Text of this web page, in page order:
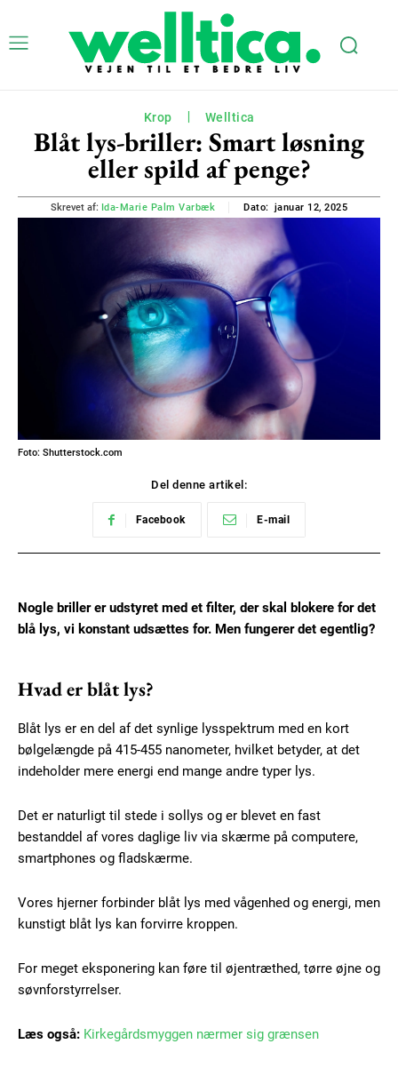
Krop Welltica
Blåt lys-briller: Smart løsning
eller spild af penge?
Skrevet af: Ida-Marie Palm Varbæk Dato: januar 12, 2025
Foto: Shutterstock.com
Del denne artikel:
Facebook E-mail
Nogle briller er udstyret med et filter, der skal blokere for det
blå lys, vi konstant udsættes for. Men fungerer det egentlig?
Hvad er blåt lys?
Blåt lys er en del af det synlige lysspektrum med en kort
bølgelængde på 415-455 nanometer, hvilket betyder, at det
indeholder mere energi end mange andre typer lys.
Det er naturligt til stede i sollys og er blevet en fast
bestanddel af vores daglige liv via skærme på computere,
smartphones og fladskærme.
Vores hjerner forbinder blåt lys med vågenhed og energi, men
kunstigt blåt lys kan forvirre kroppen.
For meget eksponering kan føre til øjentræthed, tørre øjne og
søvnforstyrrelser.
Læs også: Kirkegårdsmyggen nærmer sig grænsen